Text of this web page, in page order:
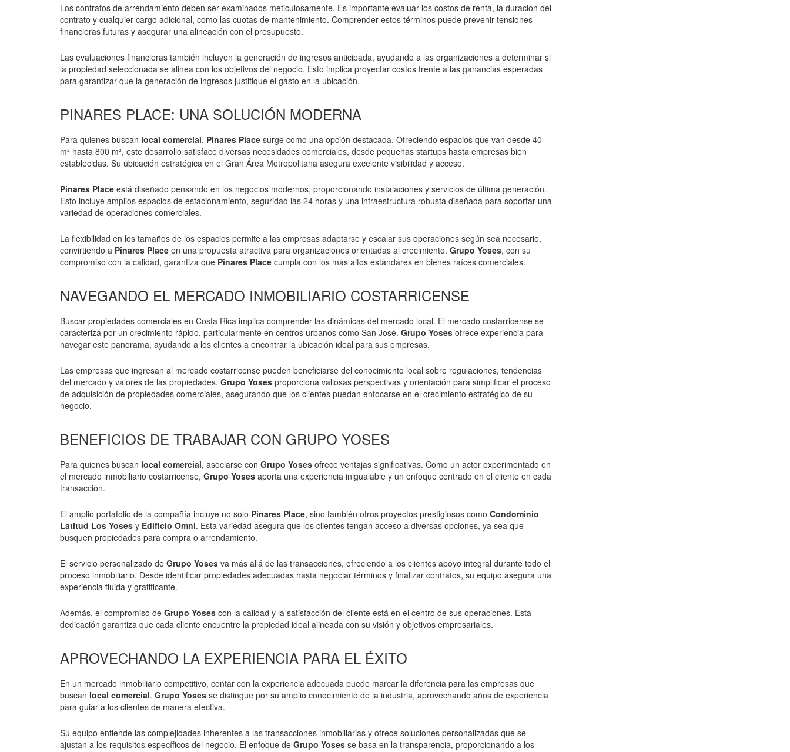
Los contratos de arrendamiento deben ser examinados meticulosamente. Es importante evaluar los costos de renta, la duración del
contrato y cualquier cargo adicional, como las cuotas de mantenimiento. Comprender estos términos puede prevenir tensiones
financieras futuras y asegurar una alineación con el presupuesto.
Las evaluaciones financieras también incluyen la generación de ingresos anticipada, ayudando a las organizaciones a determinar si
la propiedad seleccionada se alinea con los objetivos del negocio. Esto implica proyectar costos frente a las ganancias esperadas
para garantizar que la generación de ingresos justifique el gasto en la ubicación.
PINARES PLACE: UNA SOLUCIÓN MODERNA
Para quienes buscan local comercial, Pinares Place surge como una opción destacada. Ofreciendo espacios que van desde 40
m² hasta 800 m², este desarrollo satisface diversas necesidades comerciales, desde pequeñas startups hasta empresas bien
establecidas. Su ubicación estratégica en el Gran Área Metropolitana asegura excelente visibilidad y acceso.
Pinares Place está diseñado pensando en los negocios modernos, proporcionando instalaciones y servicios de última generación.
Esto incluye amplios espacios de estacionamiento, seguridad las 24 horas y una infraestructura robusta diseñada para soportar una
variedad de operaciones comerciales.
La flexibilidad en los tamaños de los espacios permite a las empresas adaptarse y escalar sus operaciones según sea necesario,
convirtiendo a Pinares Place en una propuesta atractiva para organizaciones orientadas al crecimiento. Grupo Yoses, con su
compromiso con la calidad, garantiza que Pinares Place cumpla con los más altos estándares en bienes raíces comerciales.
NAVEGANDO EL MERCADO INMOBILIARIO COSTARRICENSE
Buscar propiedades comerciales en Costa Rica implica comprender las dinámicas del mercado local. El mercado costarricense se
caracteriza por un crecimiento rápido, particularmente en centros urbanos como San José. Grupo Yoses ofrece experiencia para
navegar este panorama, ayudando a los clientes a encontrar la ubicación ideal para sus empresas.
Las empresas que ingresan al mercado costarricense pueden beneficiarse del conocimiento local sobre regulaciones, tendencias
del mercado y valores de las propiedades. Grupo Yoses proporciona valiosas perspectivas y orientación para simplificar el proceso
de adquisición de propiedades comerciales, asegurando que los clientes puedan enfocarse en el crecimiento estratégico de su
negocio.
BENEFICIOS DE TRABAJAR CON GRUPO YOSES
Para quienes buscan local comercial, asociarse con Grupo Yoses ofrece ventajas significativas. Como un actor experimentado en
el mercado inmobiliario costarricense, Grupo Yoses aporta una experiencia inigualable y un enfoque centrado en el cliente en cada
transacción.
El amplio portafolio de la compañía incluye no solo Pinares Place, sino también otros proyectos prestigiosos como Condominio
Latitud Los Yoses y Edificio Omni. Esta variedad asegura que los clientes tengan acceso a diversas opciones, ya sea que
busquen propiedades para compra o arrendamiento.
El servicio personalizado de Grupo Yoses va más allá de las transacciones, ofreciendo a los clientes apoyo integral durante todo el
proceso inmobiliario. Desde identificar propiedades adecuadas hasta negociar términos y finalizar contratos, su equipo asegura una
experiencia fluida y gratificante.
Además, el compromiso de Grupo Yoses con la calidad y la satisfacción del cliente está en el centro de sus operaciones. Esta
dedicación garantiza que cada cliente encuentre la propiedad ideal alineada con su visión y objetivos empresariales.
APROVECHANDO LA EXPERIENCIA PARA EL ÉXITO
En un mercado inmobiliario competitivo, contar con la experiencia adecuada puede marcar la diferencia para las empresas que
buscan local comercial. Grupo Yoses se distingue por su amplio conocimiento de la industria, aprovechando años de experiencia
para guiar a los clientes de manera efectiva.
Su equipo entiende las complejidades inherentes a las transacciones inmobiliarias y ofrece soluciones personalizadas que se
ajustan a los requisitos específicos del negocio. El enfoque de Grupo Yoses se basa en la transparencia, proporcionando a los